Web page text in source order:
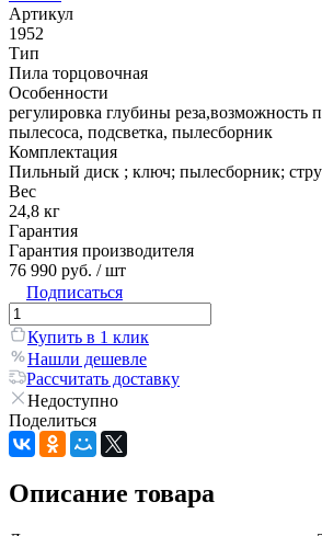
Артикул
1952
Тип
Пила торцовочная
Особенности
регулировка глубины реза,возможность
пылесоса, подсветка, пылесборник
Комплектация
Пильный диск ; ключ; пылесборник;
Вес
24,8 кг
Гарантия
Гарантия производителя
76 990 руб. / шт
Подписаться
Купить в 1 клик
Нашли дешевле
Рассчитать доставку
Недоступно
Поделиться
Описание товара